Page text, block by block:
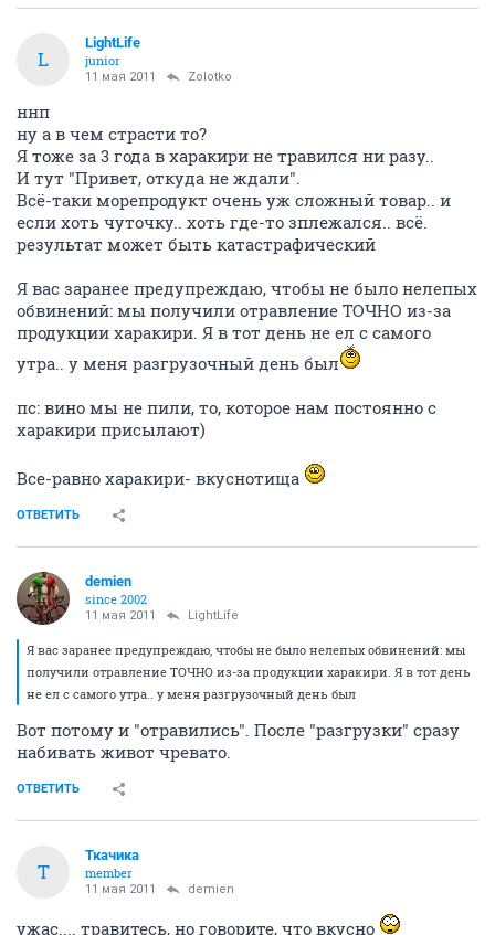
L
LightLife
junior
11 мая 2011 Zolotko
ннп
ну а в чем страсти то?
Я тоже за 3 года в харакири не травился ни разу..
И тут "Привет, откуда не ждали".
Всё-таки морепродукт очень уж сложный товар.. и
если хоть чуточку.. хоть где-то зплежался.. всё.
результат может быть катастрафический
Я вас заранее предупреждаю, чтобы не было нелепых
обвинений: мы получили отравление ТОЧНО из-за
продукции харакири. Я в тот день не ел с самого
утра.. у меня разгрузочный день был
пс: вино мы не пили, то, которое нам постоянно с
харакири присылают)
Все-равно харакири- вкуснотища
ОТВЕТИТЬ
demien
since 2002
11 мая 2011 LightLife
Я вас заранее предупреждаю, чтобы не было нелепых обвинений: мы
получили отравление ТОЧНО из-за продукции харакири. Я в тот день
не ел с самого утра.. у меня разгрузочный день был
Вот потому и "отравились". После "разгрузки" сразу
набивать живот чревато.
ОТВЕТИТЬ
Т
Ткачика
member
11 мая 2011 demien
ужас.... травитесь, но говорите, что вкусно